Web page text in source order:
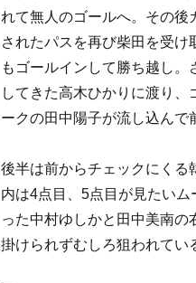
れて無人のゴールへ。その後
されたパスを再び柴田を受
もゴールインして勝ち越し
してきた高木ひかりに渡り
ークの田中陽子が流し込んで
後半は前からチェックにくる
内は4点目、5点目が見たい
った中村ゆしかと田中美南
掛けられずむしろ狙われてい